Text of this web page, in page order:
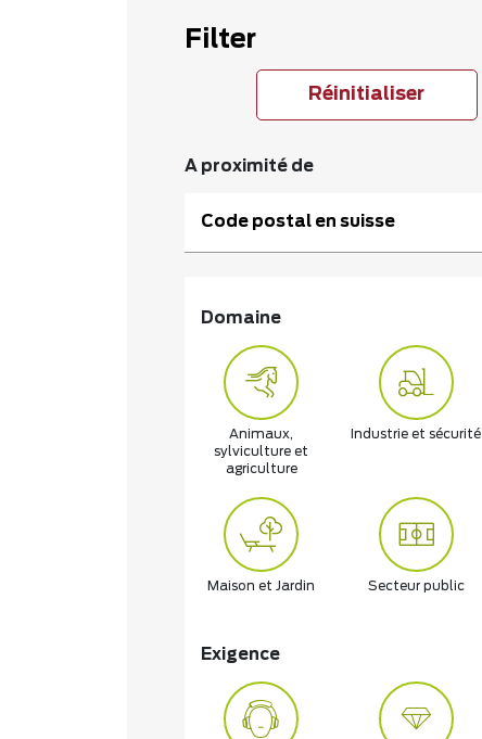
Filter
Réinitialiser
A proximité de
Code postal en suisse
Domaine
Animaux,
sylviculture et
agriculture
Industrie et sécurité
Maison et Jardin Secteur public
Exigence